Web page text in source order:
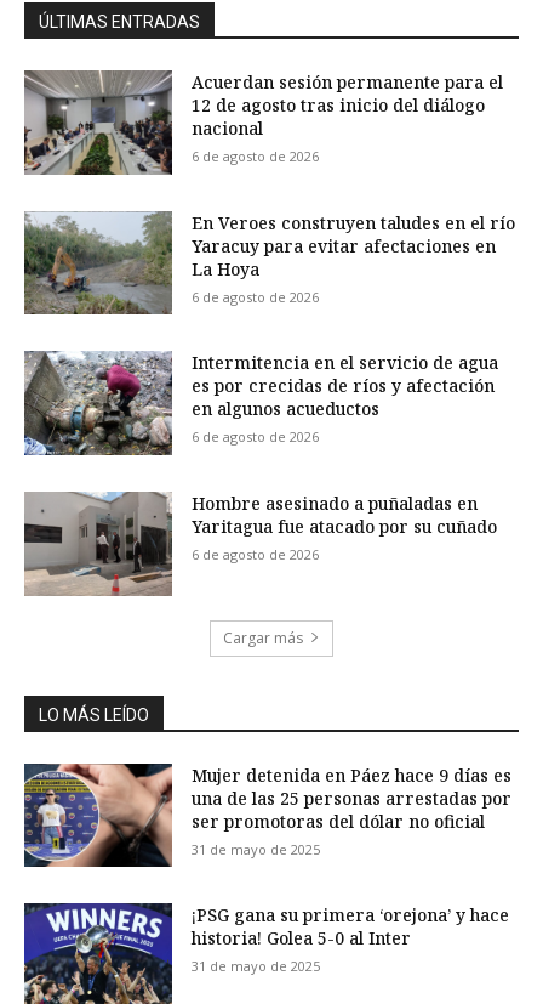
ÚLTIMAS ENTRADAS
Acuerdan sesión permanente para el
12 de agosto tras inicio del diálogo
nacional
6 de agosto de 2026
En Veroes construyen taludes en el río
Yaracuy para evitar afectaciones en
La Hoya
6 de agosto de 2026
Intermitencia en el servicio de agua
es por crecidas de ríos y afectación
en algunos acueductos
6 de agosto de 2026
Hombre asesinado a puñaladas en
Yaritagua fue atacado por su cuñado
6 de agosto de 2026
Cargar más
LO MÁS LEÍDO
Mujer detenida en Páez hace 9 días es
una de las 25 personas arrestadas por
ser promotoras del dólar no oficial
31 de mayo de 2025
¡PSG gana su primera ‘orejona’ y hace
historia! Golea 5-0 al Inter
31 de mayo de 2025